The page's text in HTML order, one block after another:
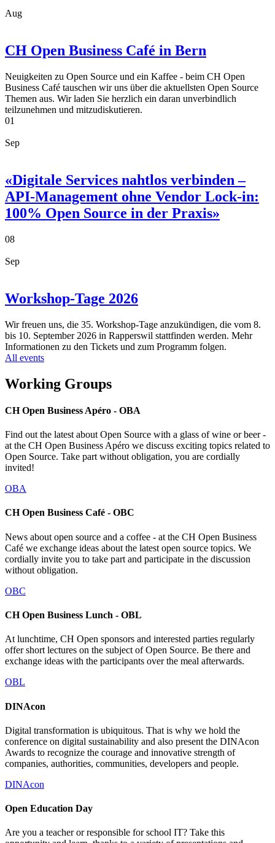
Aug
CH Open Business Café in Bern
Neuigkeiten zu Open Source und ein Kaffee - beim CH Open
Business Café tauschen wir uns über die aktuellsten Open Source
Themen aus. Wir laden Sie herzlich ein daran unverbindlich
teilzunehmen und mitzudiskutieren.
01
Sep
«Digitale Services nahtlos verbinden –
API-Management ohne Vendor Lock-in:
100% Open Source in der Praxis»
08
Sep
Workshop-Tage 2026
Wir freuen uns, die 35. Workshop-Tage anzukündigen, die vom 8.
bis 10. September 2026 in Rapperswil stattfinden werden. Mehr
Informationen zu den Tickets und zum Programm folgen.
All events
Working Groups
CH Open Business Apéro - OBA
Find out the latest about Open Source with a glass of wine or beer -
at the CH Open Business Apéro we discuss exciting topics related to
Open Source. Take part without obligation, you are cordially
invited!
OBA
CH Open Business Café - OBC
News about open source and a coffee - at the CH Open Business
Café we exchange ideas about the latest open source topics. We
cordially invite you to take part and participate in the discussion
without obligation.
OBC
CH Open Business Lunch - OBL
At lunchtime, CH Open sponsors and interested parties regularly
offer short lectures on the subject of Open Source. Be there and
exchange ideas with the participants over the meal afterwards.
OBL
DINAcon
Digital transformation is ubiquitous. That is why we hold the
conference on digital sustainability and also present the DINAcon
Awards to recognize the courage and innovative strength of
companies, authorities, communities, developers and people.
DINAcon
Open Education Day
Are you a teacher or responsible for school IT? Take this